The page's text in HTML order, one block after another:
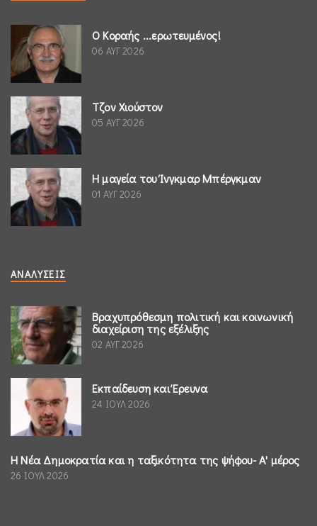
Ο Κοραής ...ερωτευμένος!
06 ΑΥΓ 2026
Τζον Χιούστον
05 ΑΥΓ 2026
Η μαγεία του Ίνγκμαρ Μπέργκμαν
01 ΑΥΓ 2026
ΑΝΑΛΎΣΕΙΣ
Βραχυπρόθεσμη πολιτική και κοινωνική
διαχείριση της εξέλιξης
02 ΑΥΓ 2026
Εκπαίδευση και Έρευνα
24 ΙΟΥΛ 2026
Η Νέα Δημοκρατία και η ταξικότητα της ψήφου- Α' μέρος
26 ΙΟΥΛ 2026